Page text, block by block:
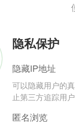
隐私保护
隐藏IP地址
可以隐藏用户的
止第三方追踪用
匿名浏览